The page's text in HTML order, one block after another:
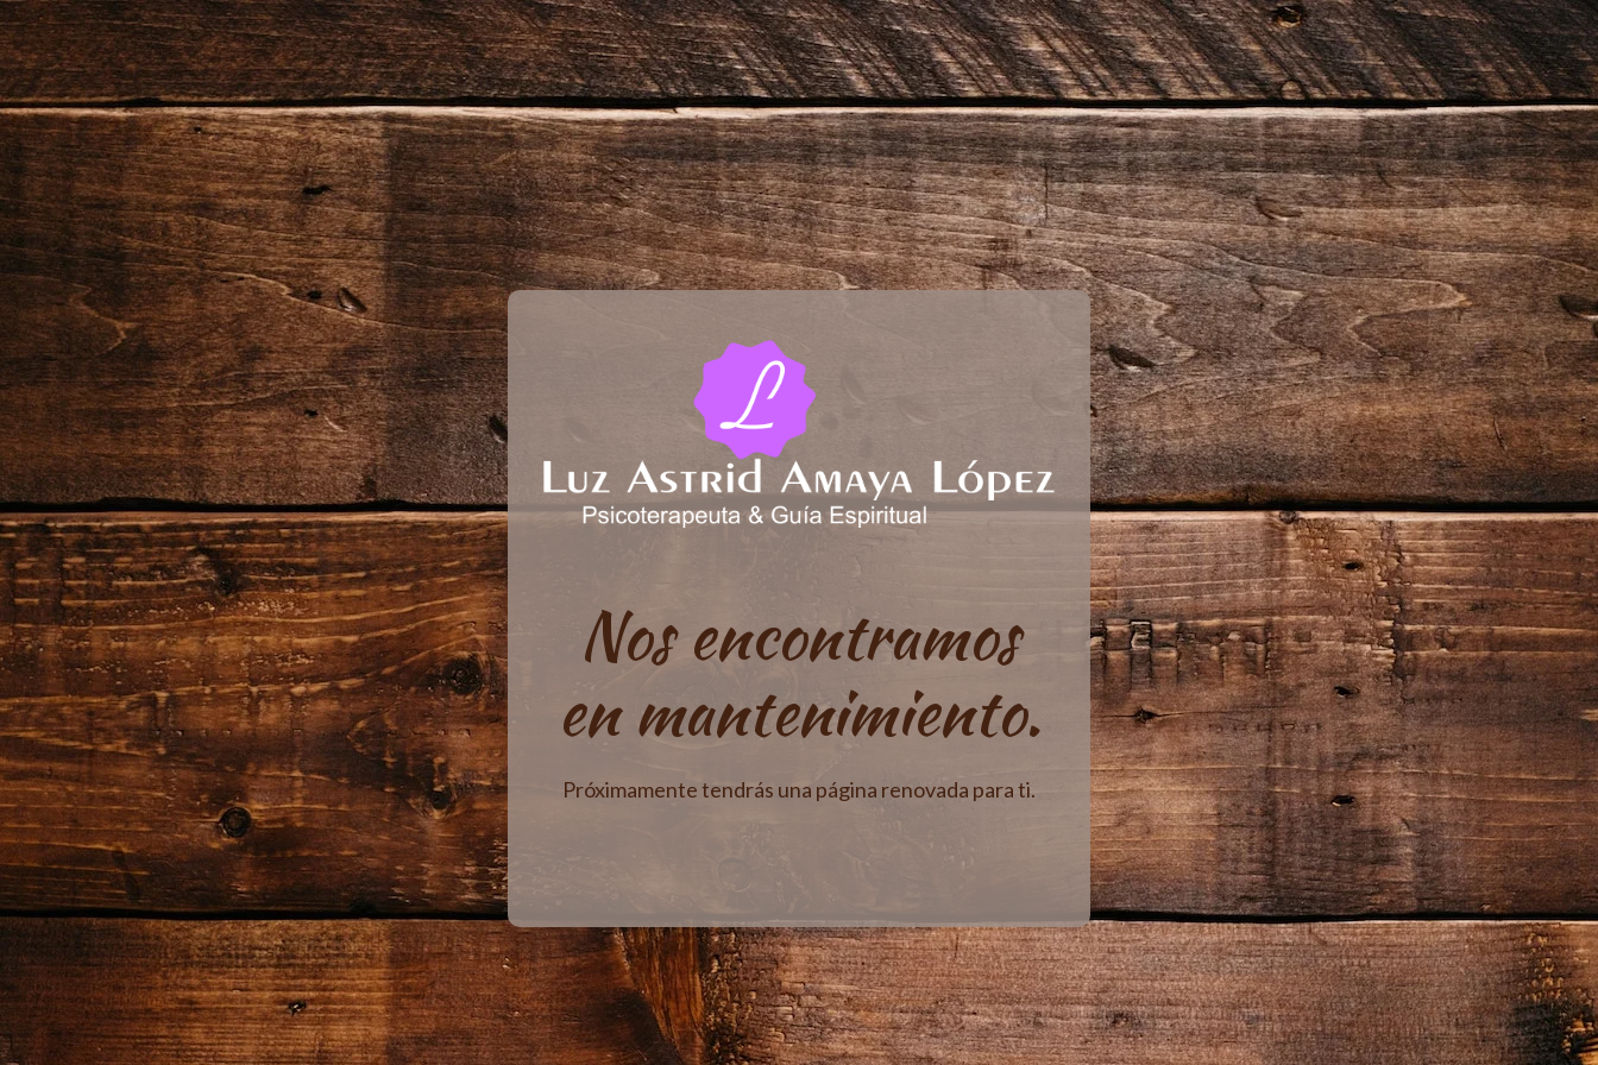
Nos encontramos
en mantenimiento.
Próximamente tendrás una página renovada para ti.